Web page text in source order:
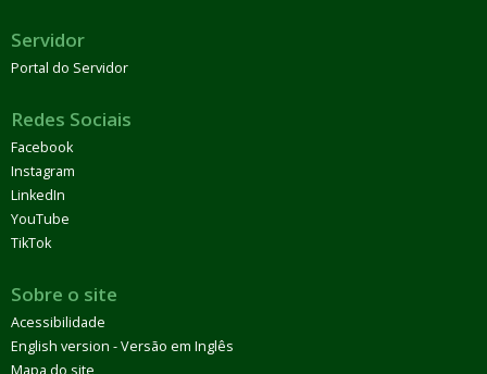
Servidor
Portal do Servidor
Redes Sociais
Facebook
Instagram
LinkedIn
YouTube
TikTok
Sobre o site
Acessibilidade
English version - Versão em Inglês